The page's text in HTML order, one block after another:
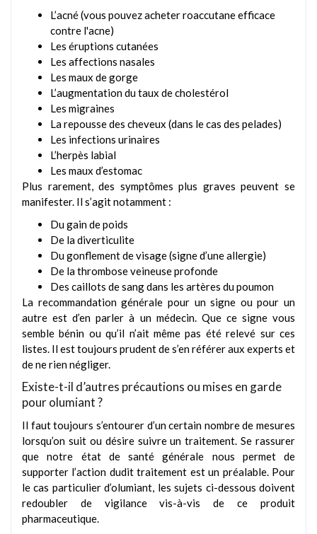
L’acné (vous pouvezacheter roaccutaneefficace
contre l'acne)
Les éruptions cutanées
Les affections nasales
Les maux de gorge
L’augmentation du taux de cholestérol
Les migraines
La repousse des cheveux (dans le cas des pelades)
Les infections urinaires
L’herpès labial
Les maux d’estomac
Plus rarement, des symptômes plus graves peuvent se
manifester. Il s’agit notamment :
Du gain de poids
De la diverticulite
Du gonflement de visage (signe d’une allergie)
De la thrombose veineuse profonde
Des caillots de sang dans les artères du poumon
La recommandation générale pour un signe ou pour un
autre est d’en parler à un médecin. Que ce signe vous
semble bénin ou qu’il n’ait même pas été relevé sur ces
listes. Il est toujours prudent de s’en référer aux experts et
de ne rien négliger.
Existe-t-il d’autres précautions ou mises en garde
pour olumiant ?
Il faut toujours s’entourer d’un certain nombre de mesures
lorsqu’on suit ou désire suivre un traitement. Se rassurer
que notre état de santé générale nous permet de
supporter l’action dudit traitement est un préalable. Pour
le cas particulier d’olumiant, les sujets ci-dessous doivent
redoubler de vigilance vis-à-vis de ce produit
pharmaceutique.